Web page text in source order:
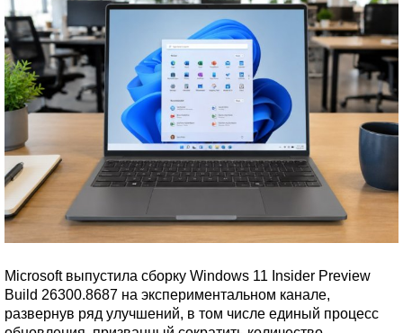
Microsoft выпустила сборку Windows 11 Insider Preview
Build 26300.8687 на экспериментальном канале,
развернув ряд улучшений, в том числе единый процесс